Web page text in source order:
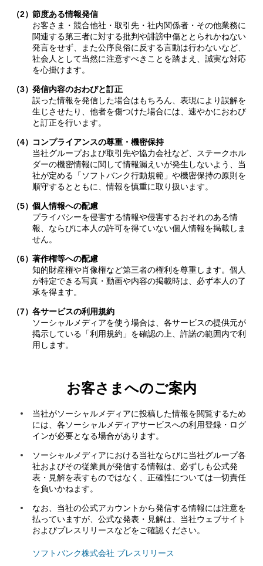
（2）節度ある情報発信
お客さま・競合他社・取引先・社内関係者・その他業務に
関連する第三者に対する批判や誹謗中傷ととられかねない
発言をせず、また公序良俗に反する言動は行わないなど、
社会人として当然に注意すべきことを踏まえ、誠実な対応
を心掛けます。
（3）発信内容のおわびと訂正
誤った情報を発信した場合はもちろん、表現により誤解を
生じさせたり、他者を傷つけた場合には、速やかにおわび
と訂正を行います。
（4） コンプライアンスの尊重・機密保持
当社グループおよび取引先や協力会社など、ステークホル
ダーの機密情報に関して情報漏えいが発生しないよう、当
社が定める「ソフトバンク行動規範」や機密保持の原則を
順守するとともに、情報を慎重に取り扱います。
（5）個人情報への配慮
プライバシーを侵害する情報や侵害するおそれのある情
報、ならびに本人の許可を得ていない個人情報を掲載しま
せん。
（6）著作権等への配慮
知的財産権や肖像権など第三者の権利を尊重します。個人
が特定できる写真・動画や内容の掲載時は、必ず本人の了
承を得ます。
（7）各サービスの利用規約
ソーシャルメディアを使う場合は、各サービスの提供元が
掲示している「利用規約」を確認の上、許諾の範囲内で利
用します。
お客さまへのご案内
当社がソーシャルメディアに投稿した情報を閲覧するため
には、各ソーシャルメディアサービスへの利用登録・ログ
インが必要となる場合があります。
ソーシャルメディアにおける当社ならびに当社グループ各
社およびその従業員が発信する情報は、必ずしも公式発
表・見解を表すものではなく、正確性については一切責任
を負いかねます。
なお、当社の公式アカウントから発信する情報には注意を
払っていますが、公式な発表・見解は、当社ウェブサイト
およびプレスリリースなどをご確認ください。
ソフトバンク株式会社 プレスリリース